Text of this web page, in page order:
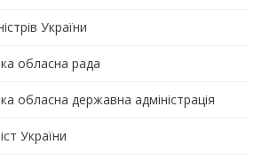
України
обласна рада
обласна державна адміністрація
України